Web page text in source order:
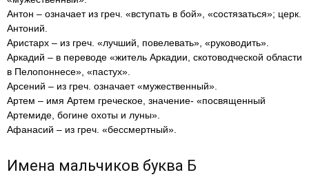
Антон – означает из греч. «вступать в бой», «состязаться»; церк.
Антоний.
Аристарх – из греч. «лучший, повелевать», «руководить».
Аркадий – в переводе «житель Аркадии, скотоводческой области
в Пелопоннесе», «пастух».
Арсений – из греч. означает «мужественный».
Артем – имя Артем греческое, значение- «посвященный
Артемиде, богине охоты и луны».
Афанасий – из греч. «бессмертный».
Имена мальчиков буква Б